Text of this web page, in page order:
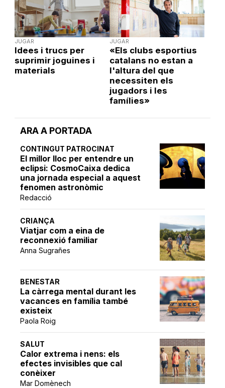
ARA A PORTADA
CONTINGUT PATROCINAT
El millor lloc per entendre un
eclipsi: CosmoCaixa dedica
una jornada especial a aquest
fenomen astronòmic
Redacció
CRIANÇA
Viatjar com a eina de
reconnexió familiar
Anna Sugrañes
BENESTAR
La càrrega mental durant les
vacances en família també
existeix
Paola Roig
SALUT
Calor extrema i nens: els
efectes invisibles que cal
conèixer
Mar Domènech
JUGAR
Idees i trucs per
suprimir joguines i
materials
JUGAR
«Els clubs esportius
catalans no estan a
l'altura del que
necessiten els
jugadors i les
famílies»